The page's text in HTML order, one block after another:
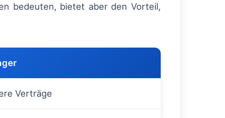
bedeuten, bietet aber den Vorteil,
Verträge